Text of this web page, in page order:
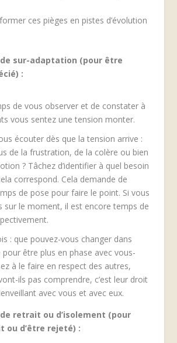
ces pièges en pistes d’évolution
de sur-adaptation (pour être
:
de vous observer et de constater à
vous sentez une tension monter.
écouter dès que la tension arrive :
de la frustration, de la colère ou bien
? Tâchez d’identifier à quel besoin
correspond. Cela demande de
de pose pour faire le point. Si vous
sur le moment, il est encore temps de
: que pouvez-vous changer dans
être plus en phase avec vous-
à le faire en respect des autres,
ils pas comprendre, c’est leur droit
avec vous et avec eux.
retrait ou d’isolement (pour
ou d’être rejeté) :